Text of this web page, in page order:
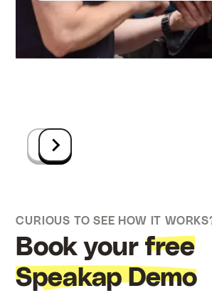
Square Group
Ruben Beckers
ICT-manager bij Group-GTS
Janneke Veldhoen
Human Resource Manager bij
Amsterdam
CURIOUS TO SEE HOW IT
Book yourfree
Speakap Demo